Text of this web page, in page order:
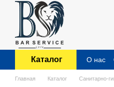
Перейти к основному контенту
Каталог О нас
Главная Каталог Санитарно-